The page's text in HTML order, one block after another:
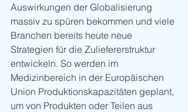
Auswirkungen der Globalisierung
massiv zu spüren bekommen und viele
Branchen bereits heute neue
Strategien für die Zuliefererstruktur
entwickeln. So werden im
Medizinbereich in der Europäischen
Union Produktionskapazitäten geplant,
um von Produkten oder Teilen aus